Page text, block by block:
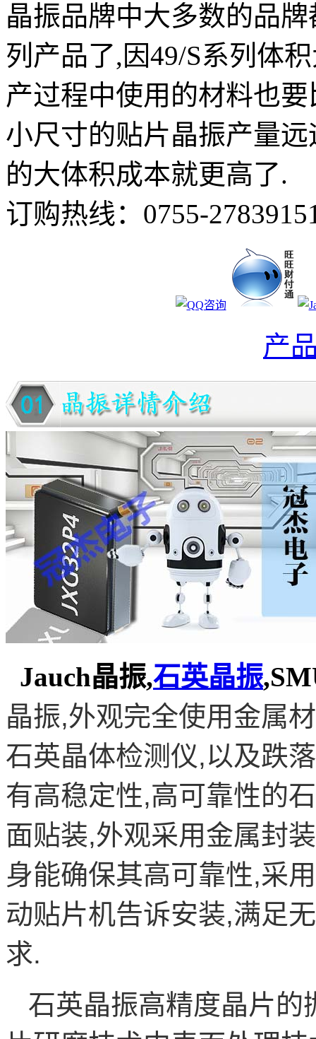
晶振品牌中大多数的品
列产品了,因49/S系列体
产过程中使用的材料也
小尺寸的贴片晶振产量
的大体积成本就更高了.
订购热线： 0755-
产
Jauch晶振,石英晶振
晶振,外观完全使用金属
石英晶体检测仪,以及跌落
有高稳定性,高可靠性的
面贴装,外观采用金属封装
身能确保其高可靠性,采
动贴片机告诉安装,满足
求.
石英晶振高精度晶片的